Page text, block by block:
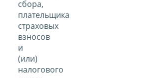
сбора,
плательщика
страховых
взносов
и
(или)
налогового